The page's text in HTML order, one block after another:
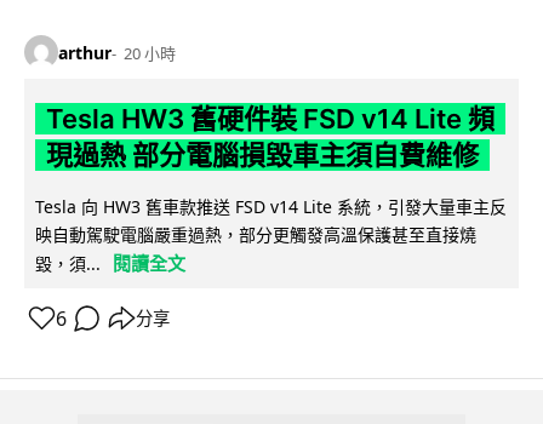
arthur 20 小時
Tesla HW3 舊硬件裝 FSD v14 Lite 頻
現過熱 部分電腦損毀車主須自費維修
Tesla 向 HW3 舊車款推送 FSD v14 Lite 系統，引發大量車主反
映自動駕駛電腦嚴重過熱，部分更觸發高溫保護甚至直接燒
毀，須...
閱讀全文
6 分享